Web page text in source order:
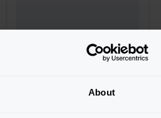
About
Pacta Parade
Login zur Bestellung